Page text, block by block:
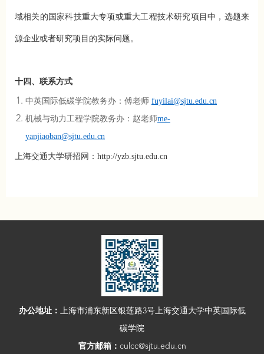
域相关的国家科技重大专项或重大工程技术研究项目中，选题来
源企业或者研究项目的实际问题。
十四、联系方式
中英国际低碳学院教务办：傅老师 fuyilai@sjtu.edu.cn
机械与动力工程学院教务办：赵老师me-
yanjiaoban@sjtu.edu.cn
上海交通大学研招网：http://yzb.sjtu.edu.cn
办公地址： 上海市浦东新区银莲路3号上海交通大学中英国际低
碳学院
官方邮箱： culcc@sjtu.edu.cn